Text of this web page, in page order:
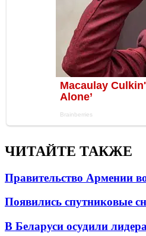
ЧИТАЙТЕ ТАКЖЕ
Правительство Армении
Появились спутниковые
В Беларуси осудили